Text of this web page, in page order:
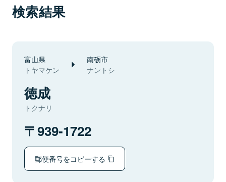
検索結果
富山県
トヤマケン
南砺市
ナントシ
徳成
トクナリ
939-1722
郵便番号をコピーする